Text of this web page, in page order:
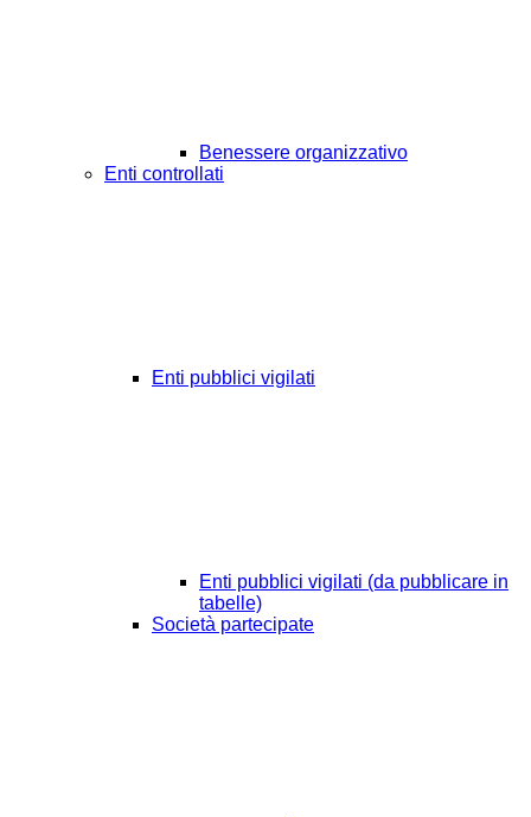
Benessere organizzativo
Enti controllati
Enti pubblici vigilati
Enti pubblici vigilati (da pubblicare in
tabelle)
Società partecipate